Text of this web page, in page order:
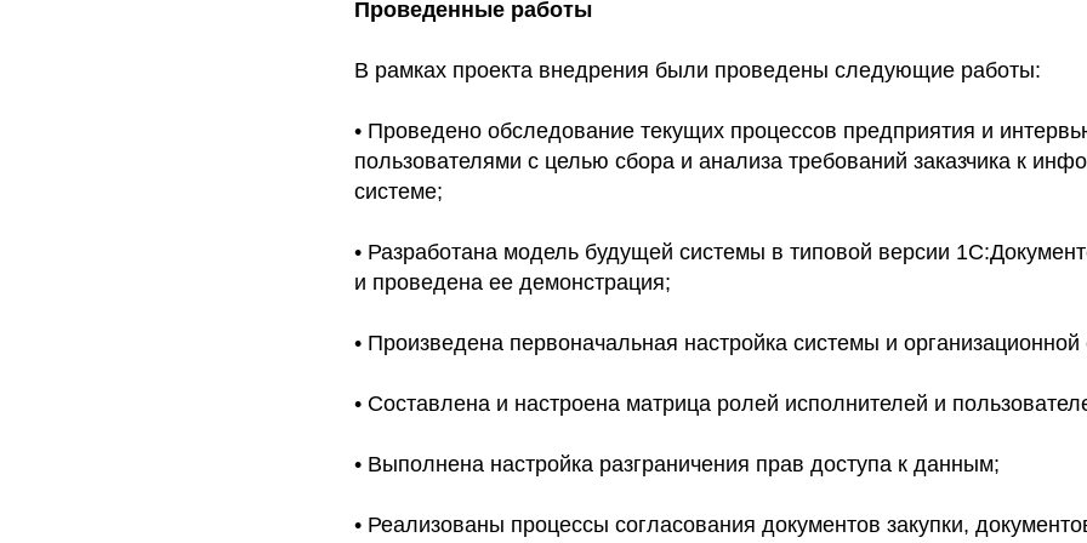
Проведенные работы
В рамках проекта внедрения были проведены следующие работы:
• Проведено обследование текущих процессов предприятия и
пользователями с целью сбора и анализа требований заказчика к
системе;
• Разработана модель будущей системы в типовой версии
и проведена ее демонстрация;
• Произведена первоначальная настройка системы и организационной
• Составлена и настроена матрица ролей исполнителей и
• Выполнена настройка разграничения прав доступа к данным;
• Реализованы процессы согласования документов закупки,